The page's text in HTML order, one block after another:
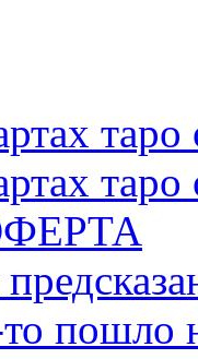
пошло